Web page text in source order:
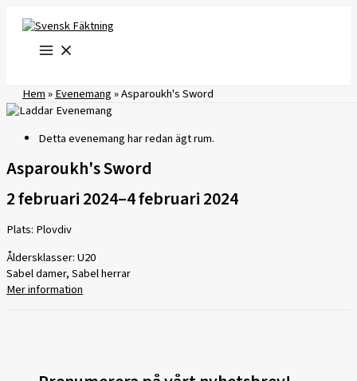
innehåll
Hem»Evenemang»Asparoukh's Sword
Detta evenemang har redan ägt rum.
Asparoukh's Sword
2 februari 2024–4 februari 2024
Plats: Plovdiv
Åldersklasser: U20
Sabel damer, Sabel herrar
Mer information